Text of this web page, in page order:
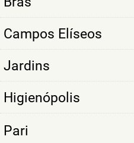
Campos Elíseos
Jardins
Higienópolis
Pari